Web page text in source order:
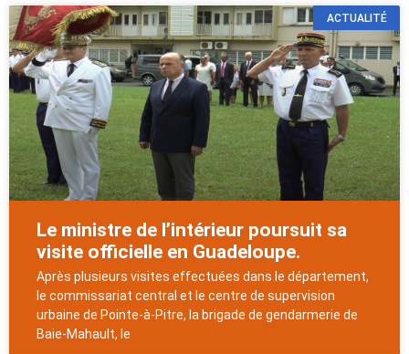
ACTUALITÉ
Le ministre de l’intérieur poursuit sa
visite officielle en Guadeloupe.
Après plusieurs visites effectuées dans le département,
le commissariat central et le centre de supervision
urbaine de Pointe-à-Pitre, la brigade de gendarmerie de
Baie-Mahault, le